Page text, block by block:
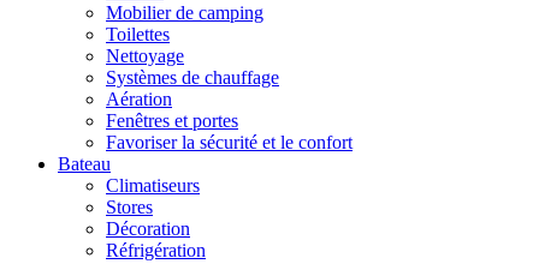
Mobilier de camping
Toilettes
Nettoyage
Systèmes de chauffage
Aération
Fenêtres et portes
Favoriser la sécurité et le confort
Bateau
Climatiseurs
Stores
Décoration
Réfrigération